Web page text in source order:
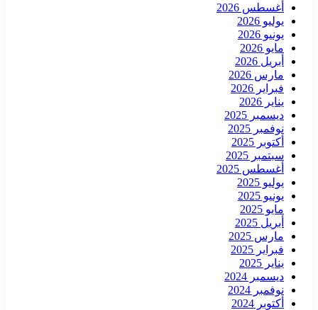
أغسطس 2026
يوليو 2026
يونيو 2026
مايو 2026
أبريل 2026
مارس 2026
فبراير 2026
يناير 2026
ديسمبر 2025
نوفمبر 2025
أكتوبر 2025
سبتمبر 2025
أغسطس 2025
يوليو 2025
يونيو 2025
مايو 2025
أبريل 2025
مارس 2025
فبراير 2025
يناير 2025
ديسمبر 2024
نوفمبر 2024
أكتوبر 2024